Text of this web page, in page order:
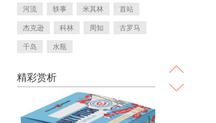
河流 轶事 米其林 首站
杰克逊 科林 周知 古罗马
千岛 水瓶
精彩赏析